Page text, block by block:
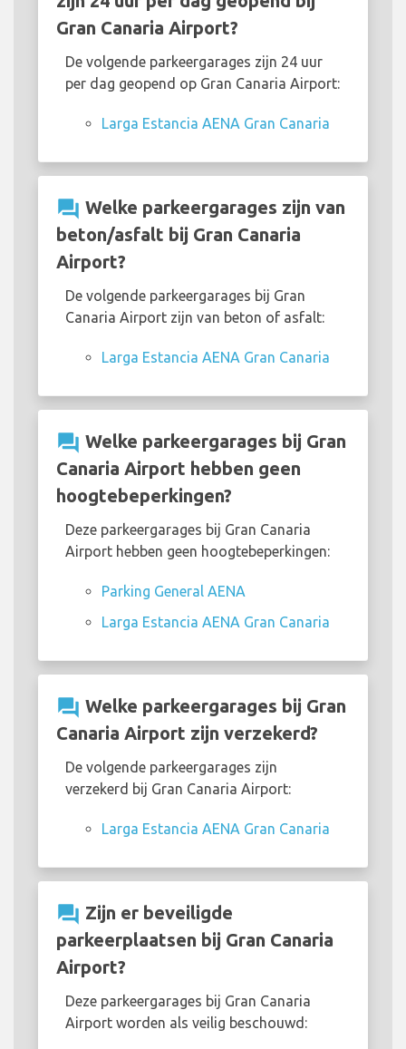
Gran Canaria Airport?
De volgende parkeergarages zijn 24 uur
per dag geopend op Gran Canaria Airport:
Larga Estancia AENA Gran Canaria
question_answer Welke parkeergarages zijn van
beton/asfalt bij Gran Canaria
Airport?
De volgende parkeergarages bij Gran
Canaria Airport zijn van beton of asfalt:
Larga Estancia AENA Gran Canaria
question_answer Welke parkeergarages bij Gran
Canaria Airport hebben geen
hoogtebeperkingen?
Deze parkeergarages bij Gran Canaria
Airport hebben geen hoogtebeperkingen:
Parking General AENA
Larga Estancia AENA Gran Canaria
question_answer Welke parkeergarages bij Gran
Canaria Airport zijn verzekerd?
De volgende parkeergarages zijn
verzekerd bij Gran Canaria Airport:
Larga Estancia AENA Gran Canaria
question_answer Zijn er beveiligde
parkeerplaatsen bij Gran Canaria
Airport?
Deze parkeergarages bij Gran Canaria
Airport worden als veilig beschouwd: